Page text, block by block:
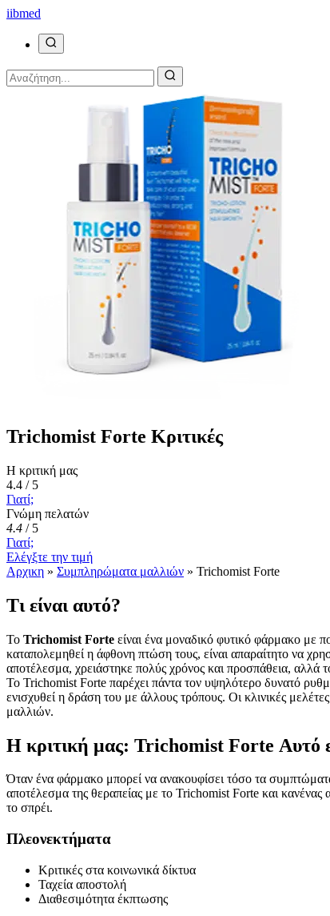
iibmed
Trichomist Forte Κριτικές
Η κριτική μας
4.4 / 5
Γιατί;
Γνώμη πελατών
4.4 / 5
Γιατί;
Ελέγξτε την τιμή
Αρχικη » Συμπληρώματα μαλλιών » Trichomist Forte
Τι είναι αυτό?
Το Trichomist Forte είναι ένα μοναδικό φυτικό φάρμακο με
καταπολεμηθεί η άφθονη πτώση τους, είναι απαραίτητο να
αποτέλεσμα, χρειάστηκε πολύς χρόνος και προσπάθεια, αλλά
Το Trichomist Forte παρέχει πάντα τον υψηλότερο δυνατό
ενισχυθεί η δράση του με άλλους τρόπους. Οι κλινικές
μαλλιών.
Η κριτική μας: Trichomist Forte Αυτό
Όταν ένα φάρμακο μπορεί να ανακουφίσει τόσο τα
αποτέλεσμα της θεραπείας με το Trichomist Forte και
το σπρέι.
Πλεονεκτήματα
Κριτικές στα κοινωνικά δίκτυα
Ταχεία αποστολή
Διαθεσιμότητα έκπτωσης